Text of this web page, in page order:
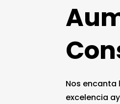
Nos encanta
excelencia